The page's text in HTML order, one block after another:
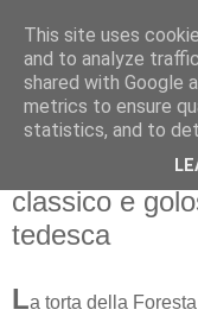
RICETTE: La
classico e
tedesca
La torta della
This site uses
and to analyze
shared with Google
metrics to ensure
statistics, and to